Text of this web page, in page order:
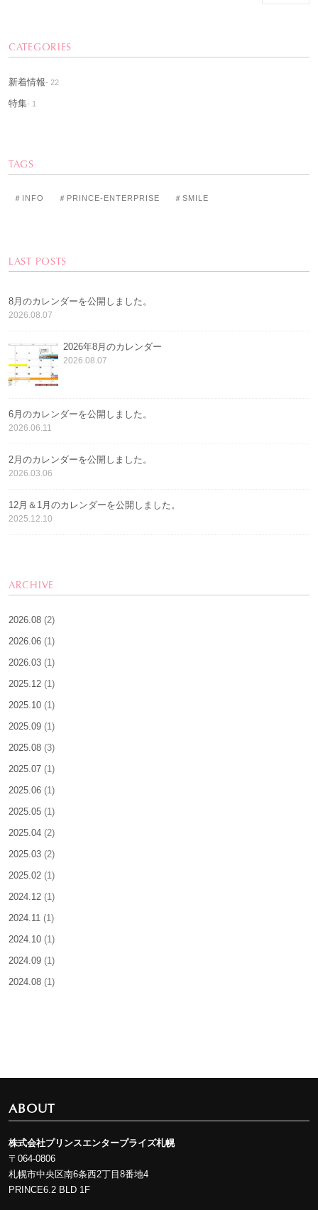
CATEGORIES
新着情報- 22
特集- 1
TAGS
＃INFO ＃PRINCE-ENTERPRISE ＃SMILE
LAST POSTS
8月のカレンダーを公開しました。
2026.08.07
2026年8月のカレンダー
2026.08.07
6月のカレンダーを公開しました。
2026.06.11
2月のカレンダーを公開しました。
2026.03.06
12月＆1月のカレンダーを公開しました。
2025.12.10
ARCHIVE
2026.08 (2)
2026.06 (1)
2026.03 (1)
2025.12 (1)
2025.10 (1)
2025.09 (1)
2025.08 (3)
2025.07 (1)
2025.06 (1)
2025.05 (1)
2025.04 (2)
2025.03 (2)
2025.02 (1)
2024.12 (1)
2024.11 (1)
2024.10 (1)
2024.09 (1)
2024.08 (1)
ABOUT
株式会社プリンスエンタープライズ札幌
〒064-0806
札幌市中央区南6条西2丁目8番地4
PRINCE6.2 BLD 1F